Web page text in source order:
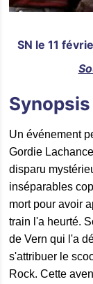
SN le 11
Synopsis
Un événement
Gordie
disparu
inséparables
mort pour avoir
train l'a heurté.
de Vern qui l'a
s'attribuer le
Rock. Cette